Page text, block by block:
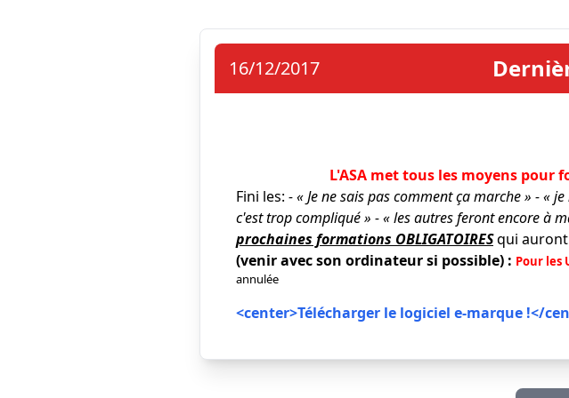
16/12/2017
L'ASA met tous les moyens pour
Fini les: - « Je ne sais pas comment ça marche » - «
c'est trop compliqué » - « les autres feront encore à
prochaines formations OBLIGATOIRESqui auront
(venir avec son ordinateur si possible) : Pour les
annulée
<center>Télécharger le logiciel e-marque !</